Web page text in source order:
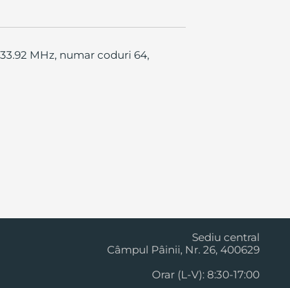
MHz, numar coduri 64,
Sediu central
Câmpul Pâinii, Nr. 26, 400629
Orar (L-V): 8:30-17:00